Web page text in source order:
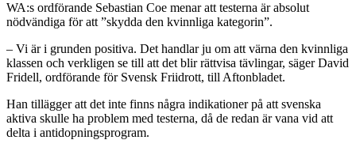
WA:s ordförande Sebastian Coe menar att testerna är absolut
nödvändiga för att ”skydda den kvinnliga kategorin”.
– Vi är i grunden positiva. Det handlar ju om att värna den kvinnliga
klassen och verkligen se till att det blir rättvisa tävlingar, säger David
Fridell, ordförande för Svensk Friidrott, till Aftonbladet.
Han tillägger att det inte finns några indikationer på att svenska
aktiva skulle ha problem med testerna, då de redan är vana vid att
delta i antidopningsprogram.